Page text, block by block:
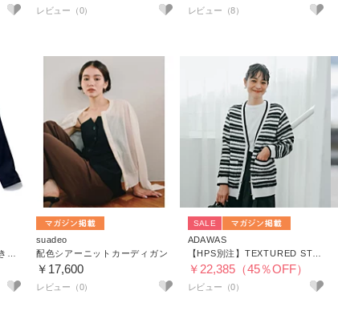
レビュー（8）
suadeo
配色シアーニットカーディガン
￥17,600
SALE
ADAWAS
￥22,385（45％OFF）